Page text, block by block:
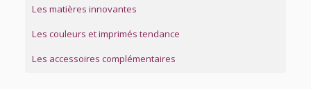
Les matières innovantes
Les couleurs et imprimés tendance
Les accessoires complémentaires